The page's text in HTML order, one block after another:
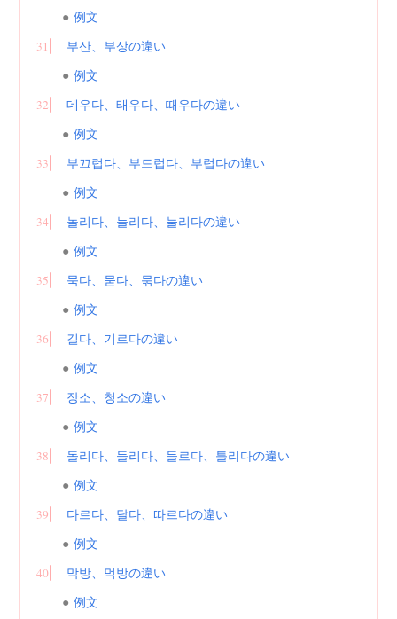
例文
31
부산、부상の違い
例文
32
데우다、태우다、때우다の違い
例文
33
부끄럽다、부드럽다、부럽다の違い
例文
34
놀리다、늘리다、눌리다の違い
例文
35
묵다、묻다、묶다の違い
例文
36
길다、기르다の違い
例文
37
장소、청소の違い
例文
38
돌리다、들리다、들르다、틀리다の違い
例文
39
다르다、달다、따르다の違い
例文
40
막방、먹방の違い
例文